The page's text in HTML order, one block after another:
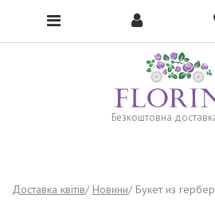
Безкоштовна доставка
To open the menu, click here →
Доставка квітів Новини Букет из гербер